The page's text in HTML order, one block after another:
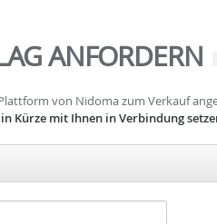
ANFORDERN
von Nidoma zum Verkauf
Kürze mit Ihnen in Verbindung